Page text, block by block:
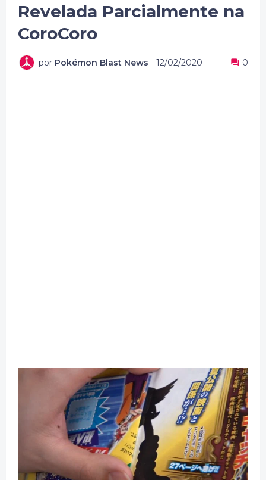
Revelada Parcialmente na
CoroCoro
por Pokémon Blast News - 12/02/2020 0